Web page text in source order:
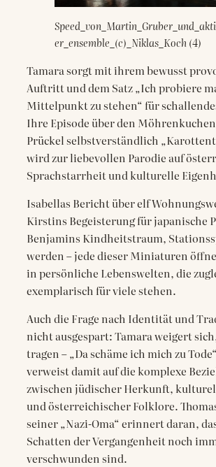
er_ensemble_(c)_Niklas_Koch (4)
Tamara sorgt mit ihrem bewusst
Auftritt und dem Satz „Ich probiere
Mittelpunkt zu stehen“ für
Ihre Episode über den
Prückel selbstverständlich
wird zur liebevollen Parodie auf
Sprachstarrheit und kulturelle
Isabellas Bericht über elf
Kirstins Begeisterung für japanische
Benjamins Kindheitstraum,
werden – jede dieser Miniaturen
in persönliche Lebenswelten, die
exemplarisch für viele stehen.
Auch die Frage nach Identität und
nicht ausgespart: Tamara weigert
tragen – „Da schäme ich mich zu
verweist damit auf die komplexe
zwischen jüdischer Herkunft,
und österreichischer Folklore.
seiner „Nazi-Oma“ erinnert daran,
Schatten der Vergangenheit noch
verschwunden sind.